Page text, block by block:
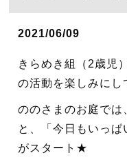
2021/06/09
きらめき組（2歳児
の活動を楽しみにし
ののさまのお庭では
と、「今日もいっ
がスタート★